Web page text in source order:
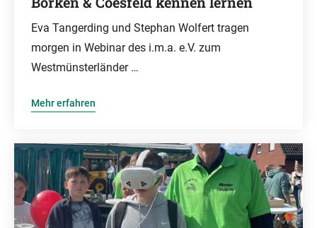
Eva Tangerding und Stephan Wolfert tragen
morgen in Webinar des i.m.a. e.V. zum
Westmünsterländer …
Mehr erfahren